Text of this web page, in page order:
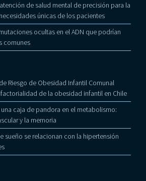
de salud mental de precisión para la
únicas de los pacientes
ocultas en el ADN que podrían
comunes
Riesgo de Obesidad Infantil Comunal
de la obesidad infantil en Chile
caja de pandora en el metabolismo:
y la memoria
sueño se relacionan con la hipertensión